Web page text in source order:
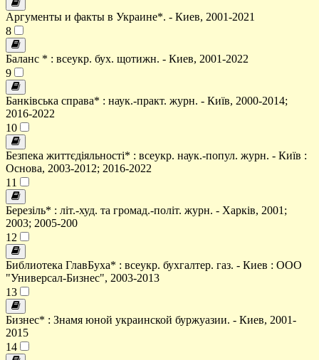
Аргументы и факты в Украине*. - Киев, 2001-2021
8
Баланс * : всеукр. бух. щотижн. - Киев, 2001-2022
9
Банківська справа* : наук.-практ. журн. - Київ, 2000-2014;
2016-2022
10
Безпека життєдіяльності* : всеукр. наук.-попул. журн. - Київ :
Основа, 2003-2012; 2016-2022
11
Березіль* : літ.-худ. та громад.-політ. журн. - Харків, 2001;
2003; 2005-200
12
Библиотека ГлавБуха* : всеукр. бухгалтер. газ. - Киев : ООО
"Универсал-Бизнес", 2003-2013
13
Бизнес* : Знамя юной украинской буржуазии. - Киев, 2001-
2015
14